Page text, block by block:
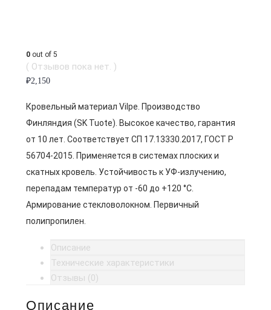
0 out of 5
( Отзывов пока нет. )
₽2,150
Кровельный материал Vilpe. Производство
Финляндия (SK Tuote). Высокое качество, гарантия
от 10 лет. Соответствует СП 17.13330.2017, ГОСТ Р
56704-2015. Применяется в системах плоских и
скатных кровель. Устойчивость к УФ-излучению,
перепадам температур от -60 до +120 °C.
Армирование стекловолокном. Первичный
полипропилен.
Описание
Технические характеристики
Отзывы (0)
Описание